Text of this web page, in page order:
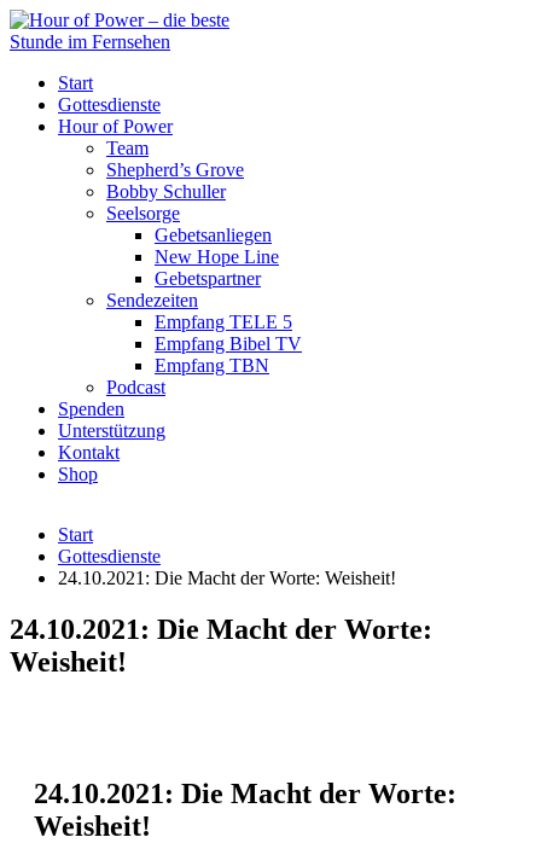
Start
Gottesdienste
Hour of Power
Team
Shepherd’s Grove
Bobby Schuller
Seelsorge
Gebetsanliegen
New Hope Line
Gebetspartner
Sendezeiten
Empfang TELE 5
Empfang Bibel TV
Empfang TBN
Podcast
Spenden
Unterstützung
Kontakt
Shop
Start
Gottesdienste
24.10.2021: Die Macht der Worte: Weisheit!
24.10.2021: Die Macht der Worte:
Weisheit!
24.10.2021: Die Macht der Worte:
Weisheit!